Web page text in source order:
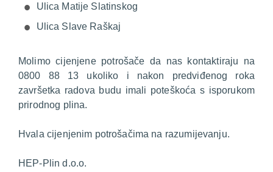
Ulica Matije Slatinskog
Ulica Slave Raškaj
Molimo cijenjene potrošače da nas kontaktiraju na
0800 88 13 ukoliko i nakon predviđenog roka
završetka radova budu imali poteškoća s isporukom
prirodnog plina.
Hvala cijenjenim potrošačima na razumijevanju.
HEP-Plin d.o.o.